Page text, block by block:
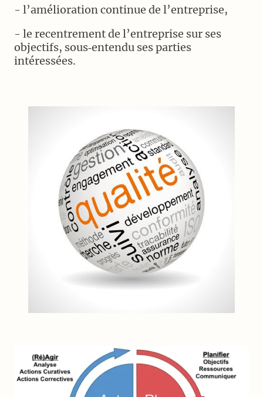
- l’amélioration continue de l’entreprise,
- le recentrement de l’entreprise sur ses
objectifs, sous‐entendu ses parties
intéressées.